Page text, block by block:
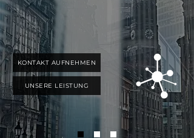
KONTAKT AUFNEHMEN
UNSERE LEISTUNG